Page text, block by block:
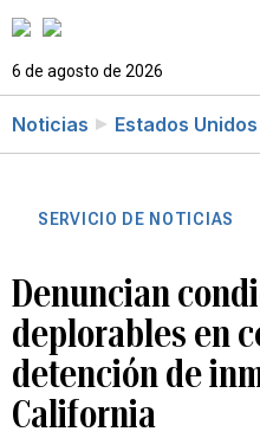
6 de agosto de 2026
Noticias Estados Unidos
SERVICIO DE NOTICIAS
Denuncian
deplorables en
detención de
California